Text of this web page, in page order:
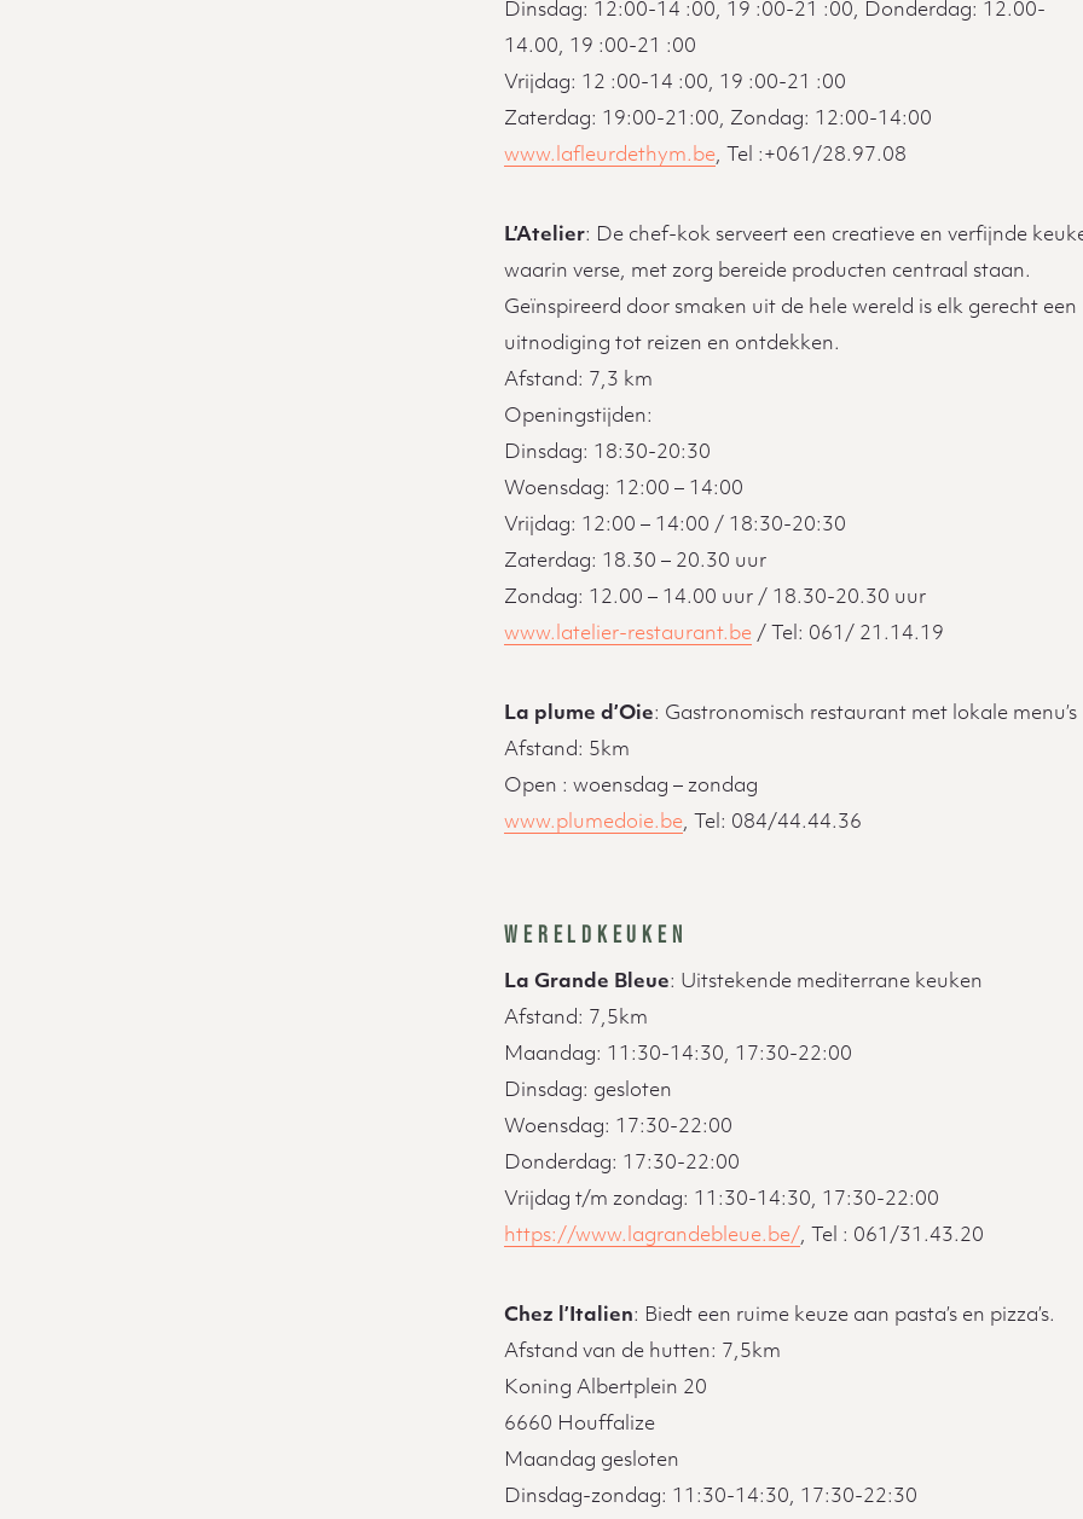
Dinsdag: 12:00-14 :00, 19 :00-21 :00, Donderdag: 12.00-
14.00, 19 :00-21 :00
Vrijdag: 12 :00-14 :00, 19 :00-21 :00
Zaterdag: 19:00-21:00, Zondag: 12:00-14:00
www.lafleurdethym.be, Tel :+061/28.97.08
L’Atelier: De chef-kok serveert een creatieve en verfijnde
waarin verse, met zorg bereide producten centraal staan.
Geïnspireerd door smaken uit de hele wereld is elk gerecht een
uitnodiging tot reizen en ontdekken.
Afstand: 7,3 km
Openingstijden:
Dinsdag: 18:30-20:30
Woensdag: 12:00 – 14:00
Vrijdag: 12:00 – 14:00 / 18:30-20:30
Zaterdag: 18.30 – 20.30 uur
Zondag: 12.00 – 14.00 uur / 18.30-20.30 uur
www.latelier-restaurant.be / Tel: 061/ 21.14.19
La plume d’Oie: Gastronomisch restaurant met lokale menu’s
Afstand: 5km
Open : woensdag – zondag
www.plumedoie.be, Tel: 084/44.44.36
WERELDKEUKEN
La Grande Bleue: Uitstekende mediterrane keuken
Afstand: 7,5km
Maandag: 11:30-14:30, 17:30-22:00
Dinsdag: gesloten
Woensdag: 17:30-22:00
Donderdag: 17:30-22:00
Vrijdag t/m zondag: 11:30-14:30, 17:30-22:00
https://www.lagrandebleue.be/, Tel : 061/31.43.20
Chez l’Italien: Biedt een ruime keuze aan pasta’s en pizza’s.
Afstand van de hutten: 7,5km
Koning Albertplein 20
6660 Houffalize
Maandag gesloten
Dinsdag-zondag: 11:30-14:30, 17:30-22:30